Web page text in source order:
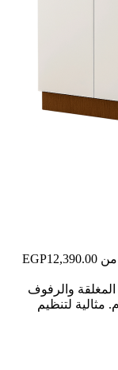
والرفوف
لتنظيم